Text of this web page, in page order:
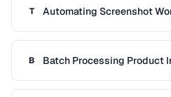
T
Automating Screenshot
B Batch Processing Product